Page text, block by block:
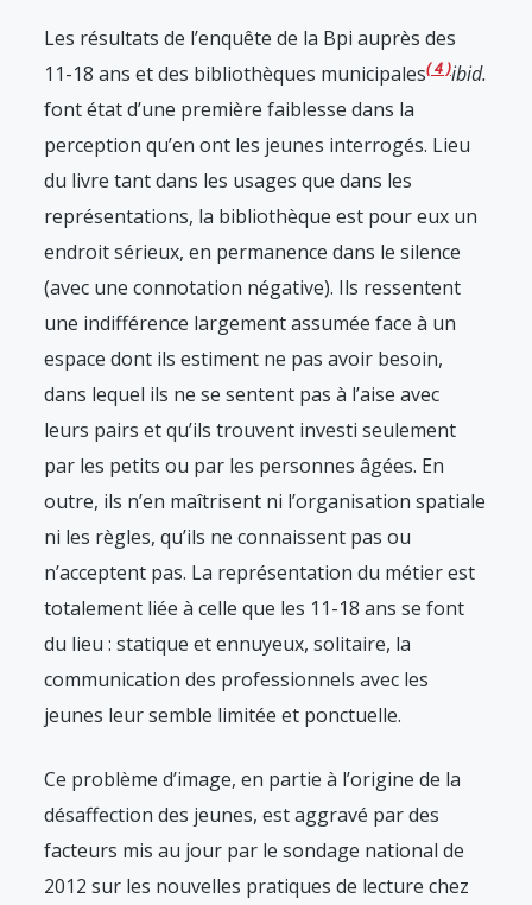
Les résultats de l’enquête de la Bpi auprès des
11-18 ans et des bibliothèques municipales 4 ibid.
font état d’une première faiblesse dans la
perception qu’en ont les jeunes interrogés. Lieu
du livre tant dans les usages que dans les
représentations, la bibliothèque est pour eux un
endroit sérieux, en permanence dans le silence
(avec une connotation négative). Ils ressentent
une indifférence largement assumée face à un
espace dont ils estiment ne pas avoir besoin,
dans lequel ils ne se sentent pas à l’aise avec
leurs pairs et qu’ils trouvent investi seulement
par les petits ou par les personnes âgées. En
outre, ils n’en maîtrisent ni l’organisation spatiale
ni les règles, qu’ils ne connaissent pas ou
n’acceptent pas. La représentation du métier est
totalement liée à celle que les 11-18 ans se font
du lieu : statique et ennuyeux, solitaire, la
communication des professionnels avec les
jeunes leur semble limitée et ponctuelle.
Ce problème d’image, en partie à l’origine de la
désaffection des jeunes, est aggravé par des
facteurs mis au jour par le sondage national de
2012 sur les nouvelles pratiques de lecture chez